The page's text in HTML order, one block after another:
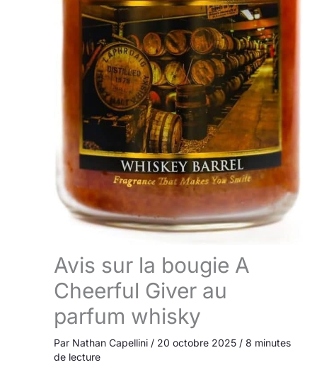
Avis sur la bougie A
Cheerful Giver au
parfum whisky
Par Nathan Capellini / 20 octobre 2025 / 8 minutes
de lecture